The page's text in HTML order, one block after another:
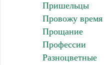
Пришельцы
Провожу время
Прощание
Профессии
Разноцветные